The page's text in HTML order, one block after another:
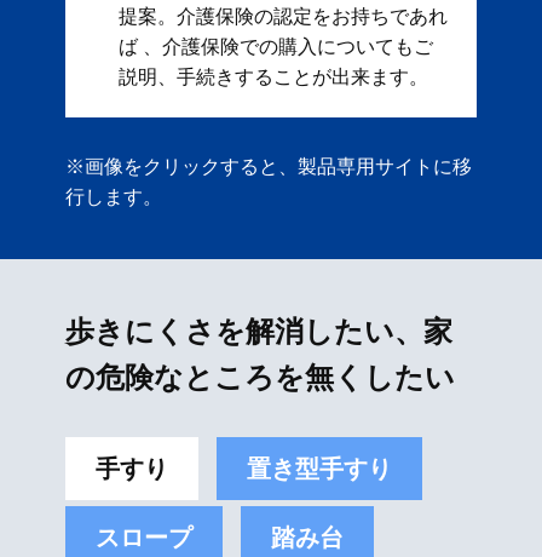
提案。 ​ 介護保険の認定をお持ちであれ
ば 、介護保険での購入についてもご
説明、手続きすることが出来ます。
※画像をクリックすると、製品専用サイトに移
行します。
歩きにくさを解消したい、家
の危険なところを無くしたい
手すり 置き型手すり
スロープ 踏み台